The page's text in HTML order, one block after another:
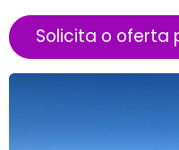
Solicita o oferta